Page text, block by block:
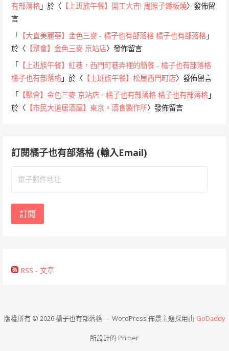
有部落格 」於〈 【上班族午餐】開工大吉! 周照子鐵板燒〉發佈留
言
「 【大直美麗華】金色三麥 - 橘子也有部落格 橘子也有部落格 」
於〈 【聚會】金色三麥 京站店〉發佈留言
「 【上班族午餐】紅巷，西門町巷弄裡的簡餐 - 橘子也有部落格
橘子也有部落格 」於〈 【上班族午餐】松屋西門町店〉發佈留言
「 【聚會】金色三麥 京站店 - 橘子也有部落格 橘子也有部落格 」
於〈 【市民大道居酒屋】東京。酒食製作所〉發佈留言
訂閱橘子也有部落格 (輸入Email)
地
訂閱
RSS - 文章
版權所有 © 2026 橘子也有部落格 — WordPress 佈景主題採用由 GoDaddy
所設計的 Primer